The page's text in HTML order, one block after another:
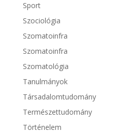
Sport
Szociológia
Szomatoinfra
Szomatoinfra
Szomatológia
Tanulmányok
Társadalomtudomány
Természettudomány
Történelem